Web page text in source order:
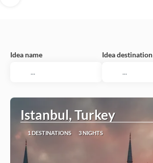
Idea name Idea destination
Istanbul, Turkey
1 DESTINATIONS 3 NIGHTS